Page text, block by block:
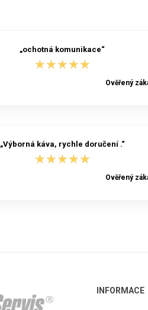
„ochotná komunikace“
★★★★★
★★★★★
Ověřený
„Výborná káva, rychle doručení .“
★★★★★
★★★★★
Ověřený
INFORMACE